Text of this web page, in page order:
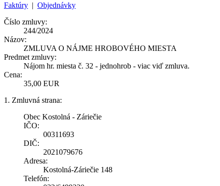
Faktúry | Objednávky
Číslo zmluvy:
244/2024
Názov:
ZMLUVA O NÁJME HROBOVÉHO MIESTA
Predmet zmluvy:
Nájom hr. miesta č. 32 - jednohrob - viac viď zmluva.
Cena:
35,00 EUR
1. Zmluvná strana:
Obec Kostolná - Záriečie
IČO:
00311693
DIČ:
2021079676
Adresa:
Kostolná-Záriečie 148
Telefón: